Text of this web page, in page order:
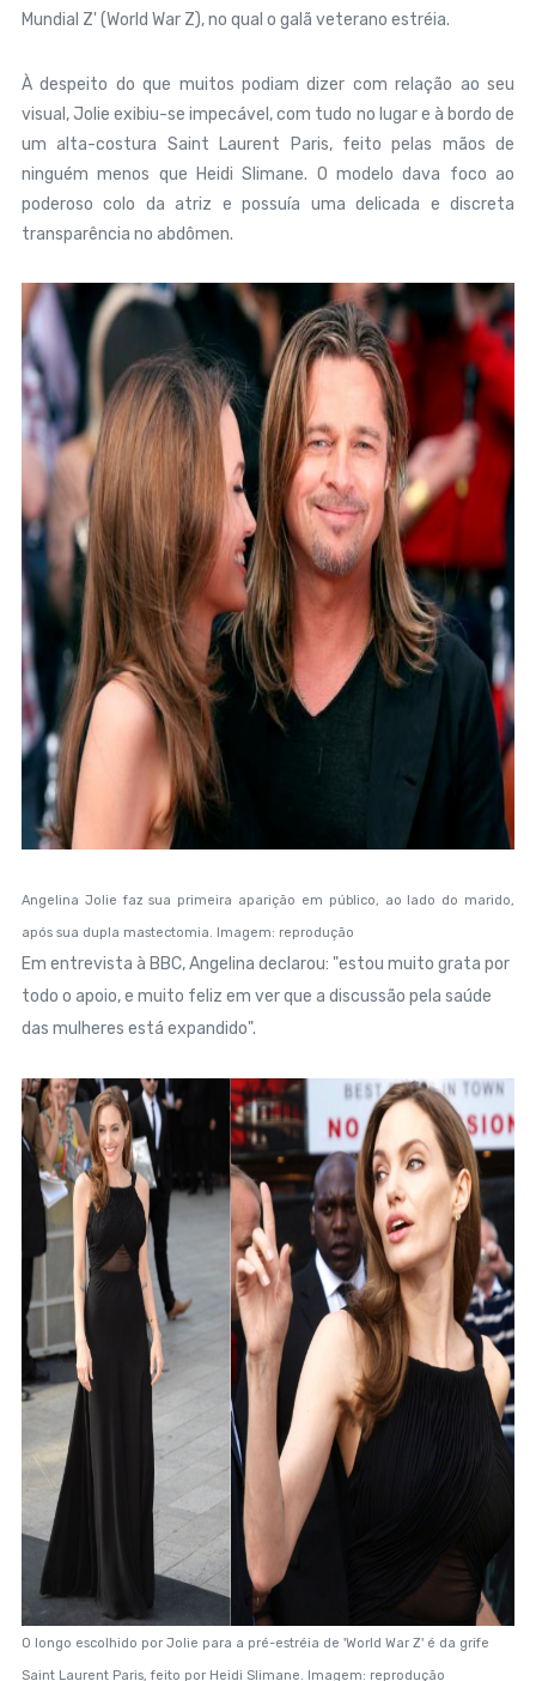
Mundial Z' (World War Z), no qual o galã veterano estréia.
À despeito do que muitos podiam dizer com relação ao seu
visual, Jolie exibiu-se impecável, com tudo no lugar e à bordo de
um alta-costura Saint Laurent Paris, feito pelas mãos de
ninguém menos que Heidi Slimane. O modelo dava foco ao
poderoso colo da atriz e possuía uma delicada e discreta
transparência no abdômen.
Angelina Jolie faz sua primeira aparição em público, ao lado do marido,
após sua dupla mastectomia. Imagem: reprodução
Em entrevista à BBC, Angelina declarou: "estou muito grata por
todo o apoio, e muito feliz em ver que a discussão pela saúde
das mulheres está expandido".
O longo escolhido por Jolie para a pré-estréia de 'World War Z' é da grife
Saint Laurent Paris, feito por Heidi Slimane. Imagem: reprodução